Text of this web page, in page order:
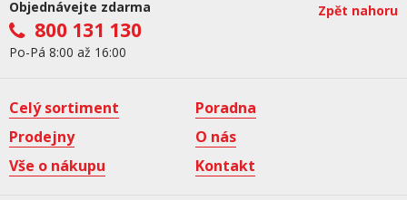
Objednávejte zdarma
800 131 130
Po-Pá 8:00 až 16:00
Zpět nahoru
Celý sortiment
Poradna
Prodejny
O nás
Vše o nákupu
Kontakt